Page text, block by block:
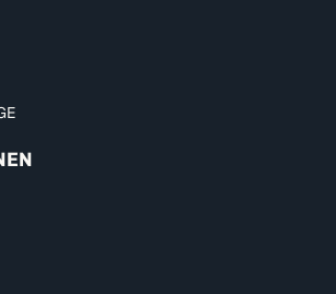
die zwei Ringe
Halt und verteilen den Sitz über